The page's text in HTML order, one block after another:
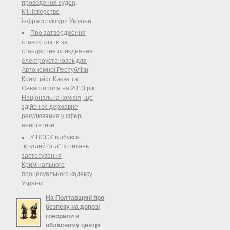
политзаключенных, начался в ...
проведення суден,
Міністерство
інфраструктури України
Про затвердження
ставок плати за
стандартне приєднання
електроустановок для
Автономної Республіки
Крим, міст Києва та
Севастополя на 2013 рік,
Національна комісія, що
здійснює державне
регулювання у сфері
енергетики
У ВССУ відбувся
“круглий стіл” із питань
застосування
Кримінального
процесуального кодексу
України
На Полтавщині про
безпеку на дорозі
говорили в
обласному центрі